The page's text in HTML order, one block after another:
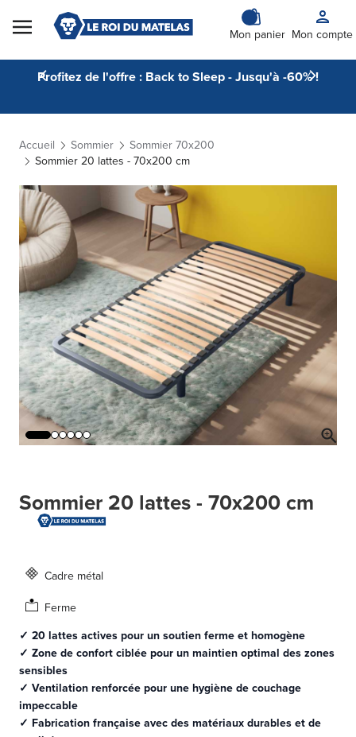
Skip to Content
Mon panier Mon compte
Profitez de l'offre : Back to Sleep - Jusqu'à -60% !
Accueil Sommier
Sommier 70x200
Sommier 20 lattes - 70x200 cm
Sommier 20 lattes - 70x200 cm
Cadre métal
Ferme
✓ 20 lattes actives pour un soutien ferme et homogène
✓ Zone de confort ciblée pour un maintien optimal des zones
sensibles
✓ Ventilation renforcée pour une hygiène de couchage
impeccable
✓ Fabrication française avec des matériaux durables et de